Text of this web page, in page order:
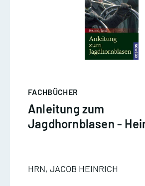
FACHBÜCHER
Anleitung zum
Jagdhornblasen -
HRN, JACOB HEINRICH